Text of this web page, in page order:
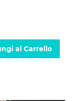
al Carrello
alla lista desideri